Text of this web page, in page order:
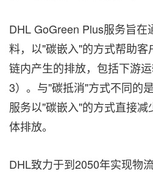
DHL GoGreen Plus服务旨
料，以"碳嵌入"的方式帮助
链内产生的排放，包括下游
3）。与"碳抵消"方式不同的
服务以"碳嵌入"的方式直接
体排放。
DHL致力于到2050年实现物